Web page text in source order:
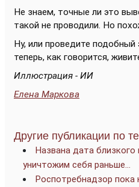
Не знаем, точные ли это
такой не проводили. Но
Ну, или проведите
теперь, как говорится,
Иллюстрация - ИИ
Елена Маркова
Другие публикации по
Названа дата близкого
уничтожим себя раньше…
Роспотребнадзор пока